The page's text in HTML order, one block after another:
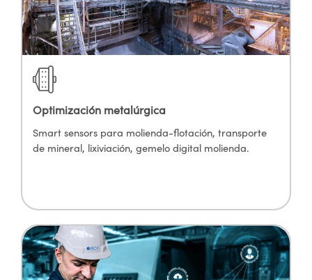
Optimización metalúrgica
Smart sensors para molienda-flotación, transporte
de mineral, lixiviación, gemelo digital molienda.